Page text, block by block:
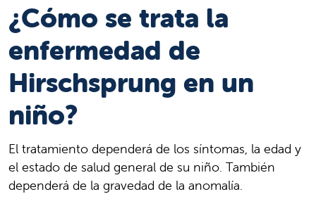
¿Cómo se trata la
enfermedad de
Hirschsprung en un
niño?
El tratamiento dependerá de los síntomas, la edad y
el estado de salud general de su niño. También
dependerá de la gravedad de la anomalía.